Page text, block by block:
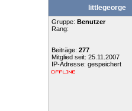
littlegeorge
Gruppe: Benutzer
Rang:
Beiträge: 277
Mitglied seit: 25.11.2007
IP-Adresse: gespeichert